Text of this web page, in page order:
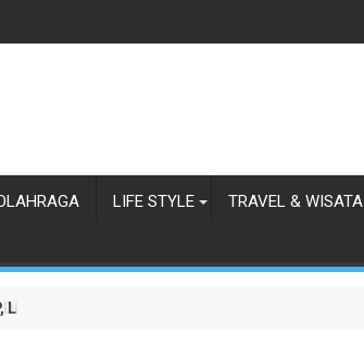
LIFE STYLE TRAVEL & WISATA
dalam Penyelesaian BLBI
dan Pemadam Kebakaran